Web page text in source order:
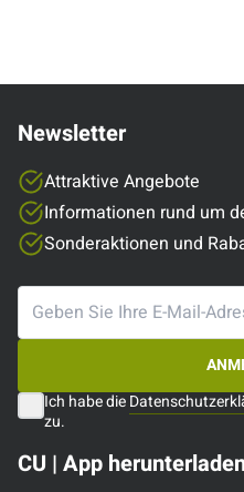
Newsletter
Attraktive Angebote
Informationen rund um
Sonderaktionen und
Ich habe die
zu.
CU | App